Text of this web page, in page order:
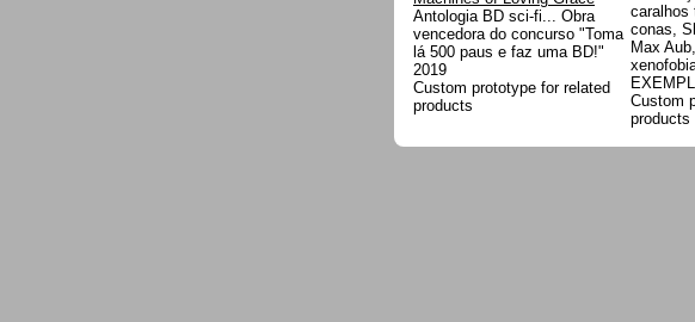
Antologia BD sci-fi... Obra
vencedora do concurso "Toma
lá 500 paus e faz uma BD!"
2019
Custom prototype for related
products
caralhos
conas,
Max
Custom
products